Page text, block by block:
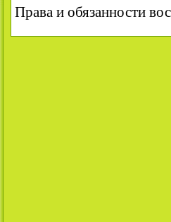
Права и обязанности